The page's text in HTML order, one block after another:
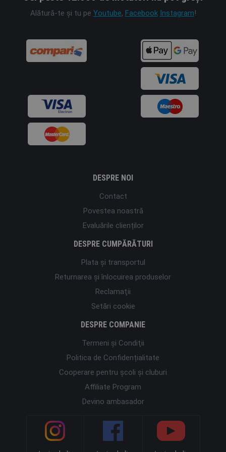
Alătură-te și tu pe Youtube, Facebook Instagram!
DESPRE NOI
Contact
Povestea noastră
Evaluările clienților
DESPRE CUMPĂRĂTURI
Plata şi transportul
Returnarea și înlocuirea produselor
Reclamaţii
Setări cookie
DESPRE COMPANIE
Termeni şi Condiţii
Politica de Confidențialitate
Cooperare pentru școli și cluburi
Affiliate Program
Devino ambasador